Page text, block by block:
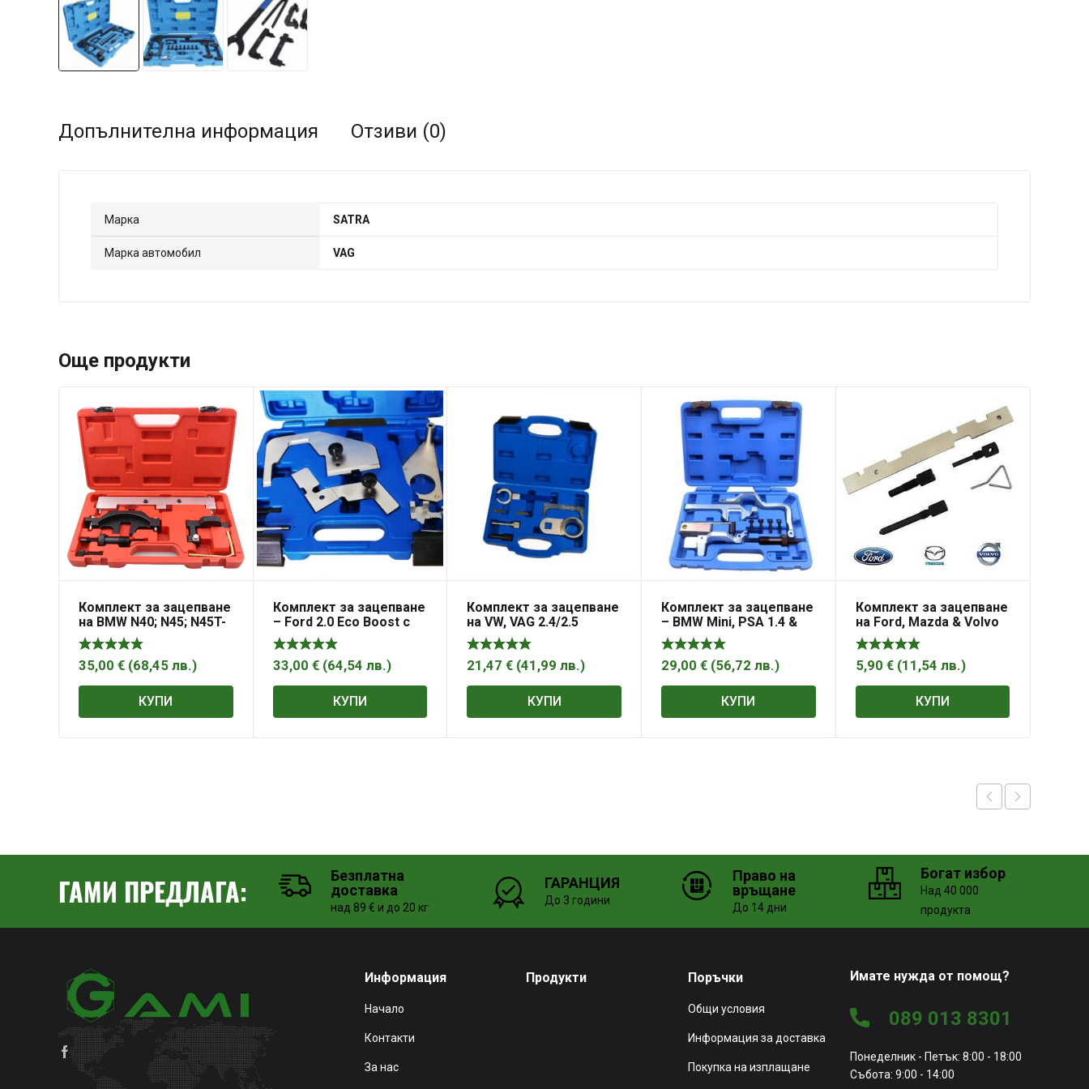
Допълнителна информация Отзиви (0)
Марка SATRA
Марка автомобил VAG
Още продукти
Комплект за зацепване
на BMW N40; N45; N45T-
бензинов двигател
верижно задвижване,
MG50659
35,00 € (68,45 лв.)
КУПИ
Комплект за зацепване
– Ford 2.0 Eco Boost с
SCTi & Ti-VCT
двигатели , 50740,
MG50740
33,00 € (64,54 лв.)
КУПИ
Комплект за зацепване
на VW, VAG 2.4/2.5
Cdi/TDI/TDiCR –
ремъчно задвижване,
MG50660
21,47€ (41,99лв.)
КУПИ
Комплект за зацепване
– BMW Mini, PSA 1.4 &
1.6, Citroen, Peugeot ,
50390
29,00€ (56,72лв.)
КУПИ
Комплект за зацепване
на Ford, Mazda & Volvo
– Zetec и Duratec
двигатели, MG50658
5,90 € (11,54 лв.)
КУПИ
ГАМИ ПРЕДЛАГА:
Безплатна
доставка
над 89 € и до 20 кг
ГАРАНЦИЯ
До 3 години
Право на
връщане
До 14 дни
Богат избор
Над 40 000
продукта
Информация
Начало
Контакти
За нас
Продукти Поръчки
Общи условия
Информация за доставка
Покупка на изплащане
Имате нужда от помощ?
089 013 8301
Понеделник - Петък: 8:00 - 18:00
Събота: 9:00 - 14:00